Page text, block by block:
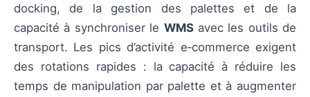
docking, de la gestion des palettes et de la
capacité à synchroniser le WMSavec les outils de
transport. Les pics d’activité e‑commerce exigent
des rotations rapides : la capacité à réduire les
temps de manipulation par palette et à augmenter